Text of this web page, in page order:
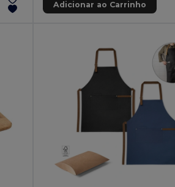
Adicionar ao Carrinho